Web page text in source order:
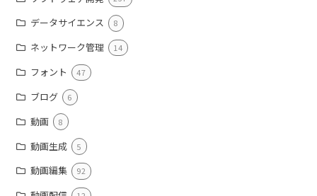
データサイエンス 8
ネットワーク管理 14
フォント 47
ブログ 6
動画 8
動画生成 5
動画編集 92